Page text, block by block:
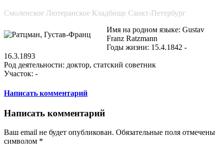
Смоленское Лютеранское Кладбище Санкт-Петербург
Имя на родном языке: Gustav
Franz Ratzmann
Годы жизни: 15.4.1842 -
16.3.1893
Род деятельности: доктор, статский советник
Участок: -
Написать комментарий
Написать комментарий
Ваш email не будет опубликован. Обязательные поля отмечены
символом *